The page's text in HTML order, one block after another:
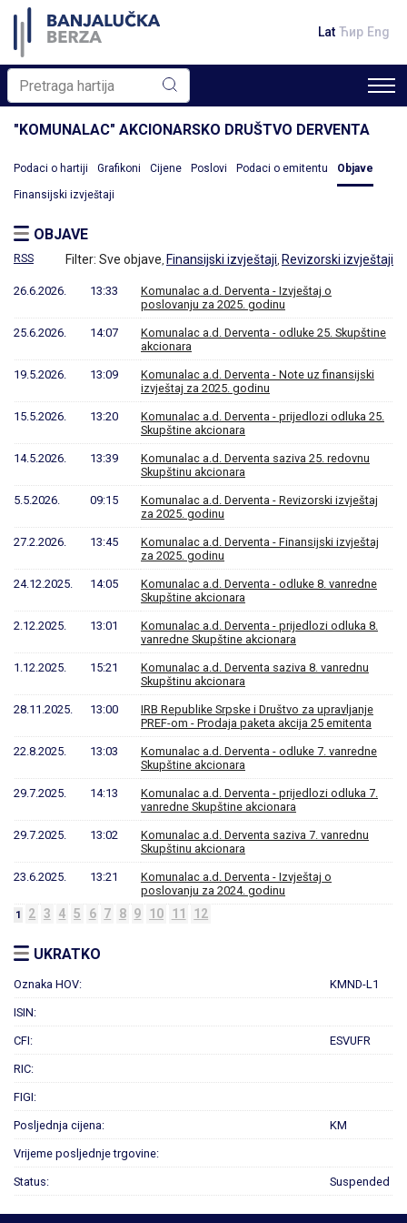
Lat Ћир Eng
"KOMUNALAC" AKCIONARSKO DRUŠTVO DERVENTA
Podaci o hartiji Grafikoni Cijene Poslovi Podaci o emitentu Objave
Finansijski izvještaji
OBJAVE
RSS Filter: Sve objave, Finansijski izvještaji, Revizorski izvještaji
26.6.2026. 13:33
Komunalac a.d. Derventa - Izvještaj o
poslovanju za 2025. godinu
25.6.2026. 14:07
Komunalac a.d. Derventa - odluke 25. Skupštine
akcionara
19.5.2026. 13:09
Komunalac a.d. Derventa - Note uz finansijski
izvještaj za 2025. godinu
15.5.2026. 13:20
Komunalac a.d. Derventa - prijedlozi odluka 25.
Skupštine akcionara
14.5.2026. 13:39
Komunalac a.d. Derventa saziva 25. redovnu
Skupštinu akcionara
5.5.2026. 09:15
Komunalac a.d. Derventa - Revizorski izvještaj
za 2025. godinu
27.2.2026. 13:45
Komunalac a.d. Derventa - Finansijski izvještaj
za 2025. godinu
24.12.2025. 14:05
Komunalac a.d. Derventa - odluke 8. vanredne
Skupštine akcionara
2.12.2025. 13:01
Komunalac a.d. Derventa - prijedlozi odluka 8.
vanredne Skupštine akcionara
1.12.2025. 15:21
Komunalac a.d. Derventa saziva 8. vanrednu
Skupštinu akcionara
28.11.2025. 13:00
IRB Republike Srpske i Društvo za upravljanje
PREF-om - Prodaja paketa akcija 25 emitenta
22.8.2025. 13:03
Komunalac a.d. Derventa - odluke 7. vanredne
Skupštine akcionara
29.7.2025. 14:13
Komunalac a.d. Derventa - prijedlozi odluka 7.
vanredne Skupštine akcionara
29.7.2025. 13:02
Komunalac a.d. Derventa saziva 7. vanrednu
Skupštinu akcionara
23.6.2025. 13:21
Komunalac a.d. Derventa - Izvještaj o
poslovanju za 2024. godinu
1 2 3 4 5 6 7 8 9 10 11 12
UKRATKO
Oznaka HOV: KMND-L1
ISIN:
CFI: ESVUFR
RIC:
FIGI:
Posljednja cijena: KM
Vrijeme posljednje trgovine:
Status: Suspended